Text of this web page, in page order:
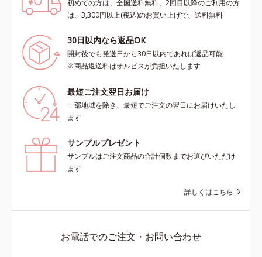
初めての方は、全国送料無料、2回目以降のご利用の方
は、3,300円以上(税込)のお買い上げで、送料無料
30日以内なら返品OK
開封後でも発送日から30日以内であれば返品可能
※商品返送料はオルビスが負担いたします
最短ご注文翌日お届け
一部地域を除き、最短でご注文の翌日にお届けいたし
ます
サンプルプレゼント
サンプルはご注文商品の合計個数までお選びいただけ
ます
詳しくはこちら
お電話でのご注文・お問い合わせ